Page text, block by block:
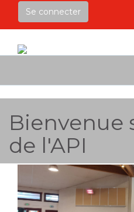
Se connecter
Bienvenue
de l'API